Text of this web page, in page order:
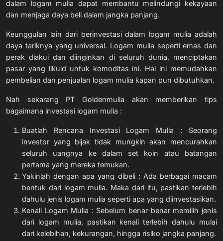
dalam logam mulia dapat membantu melindungi kekayaan
dan menjaga daya beli dalam jangka panjang.
Keunggulan lain dari berinvestasi dalam logam mulia adalah
daya tariknya yang universal. Logam mulia seperti emas dan
perak diakui dan diinginkan di seluruh dunia, menciptakan
pasar yang likuid untuk komoditas ini. Hal ini memudahkan
pembelian dan penjualan logam mulia kapan pun dibutuhkan.
Nah sekarang PT Goldenmulia akan memberikan tips
bagaimana investasi logam mulia :
Buatlah Rencana Investasi Logam Mulia : Seorang
investor yang bijak tidak mungkin akan mencurahkan
seluruh uangnya ke dalam set koin atau batangan
pertama yang mereka temukan.
Yakinlah dengan apa yang dibeli : Ada berbagai macam
bentuk dari logam mulia. Maka dari itu, pastikan terlebih
dahulu jenis logam mulia seperti apa yang diinvestasikan.
Kenali Logam Mulia : Sebelum benar-benar memilih jenis
dari logam mulia, pastikan kenali terlebih dahulu mulai
dari kelebihan, kekurangan, hingga risiko jangka panjang.